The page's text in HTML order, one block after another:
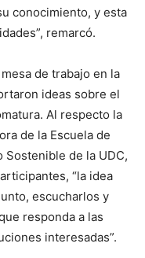
conocimiento, y esta
remarcó.
de trabajo en la
ideas sobre el
Al respecto la
de la Escuela de
de la UDC,
“la idea
escucharlos y
responda a las
interesadas”.